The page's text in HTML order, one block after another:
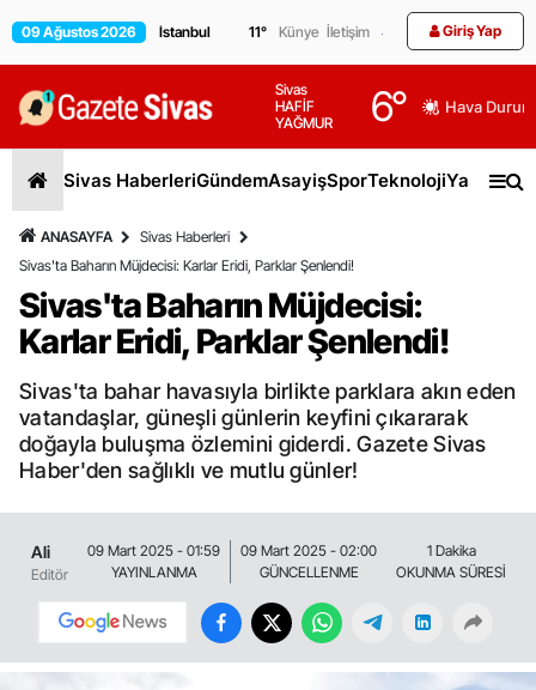
09 Ağustos 2026 11° Künye İletişim Giriş Yap
Sivas
HAFİF
YAĞMUR
6° Hava
Sivas HaberleriGündemAsayişSporTeknolojiYaşam
ANASAYFA
Sivas Haberleri
Sivas'ta Baharın Müjdecisi: Karlar Eridi, Parklar Şenlendi!
Sivas'ta Baharın Müjdecisi:
Karlar Eridi, Parklar Şenlendi!
Sivas'ta bahar havasıyla birlikte parklara akın eden
vatandaşlar, güneşli günlerin keyfini çıkararak
doğayla buluşma özlemini giderdi. Gazete Sivas
Haber'den sağlıklı ve mutlu günler!
Ali
Editör
09 Mart 2025 - 01:59
YAYINLANMA
09 Mart 2025 - 02:00
GÜNCELLENME
1 Dakika
OKUNMA SÜRESİ